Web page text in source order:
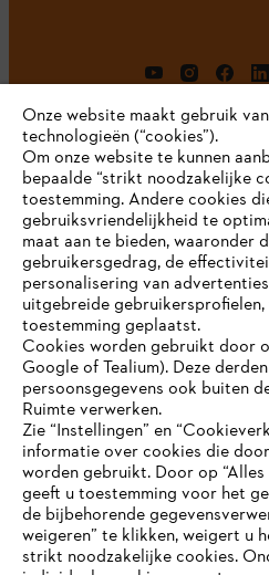
Bedrijf
STIHL FAQ
Contact
JE BROWSER
ONDERSTEUND
Je gebruikt een browser die we
Onze website maakt gebruik
technologieën (“cookies”).
Om onze website te kunnen
bepaalde “strikt noodzakelijke
toestemming. Andere cookies
gebruiksvriendelijkheid te
maat aan te bieden, waaronder
gebruikersgedrag, de
personalisering van
uitgebreide
toestemming geplaatst.
Cookies worden gebruikt door
Google of Tealium). Deze
persoonsgegevens ook buiten
Ruimte verwerken.
Zie “Instellingen” en
informatie over cookies die
worden gebruikt. Door op
geeft u toestemming voor het
de bijbehorende
weigeren” te klikken, weigert u
strikt noodzakelijke cookies.